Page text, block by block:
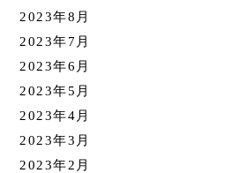
2023年8月
2023年7月
2023年6月
2023年5月
2023年4月
2023年3月
2023年2月